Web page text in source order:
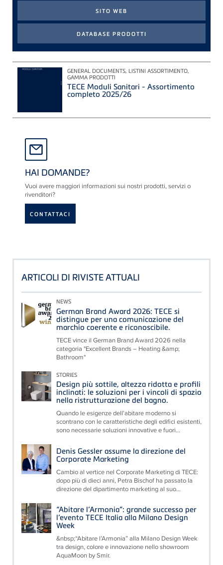
GENERAL DOCUMENTS, LISTINI ASSORTIMENTO,
GAMMA PRODOTTI
TECE Moduli Sanitari - Assortimento
completo 2025/26
HAI DOMANDE?
Vuoi avere maggiori informazioni sui nostri prodotti, servizi o
rivenditori?
CONTATTACI
ARTICOLI DI RIVISTE ATTUALI
NEWS
German Brand Award 2026: TECE si
distingue per una comunicazione del
marchio coerente e riconoscibile.
TECE vince il German Brand Award 2026 nella
categoria "Excellent Brands – Heating &amp;
Bathroom"
STORIES
Design più sottile, altezza ridotta e profili
inclinati: le soluzioni per i vincoli di spazio
nella ristrutturazione del bagno.
Quando le esigenze dell'abitare moderno si
scontrano con le caratteristiche degli edifici esistenti,
sono necessarie soluzioni innovative e fuori...
Denis Gessler assume la direzione del
Corporate Marketing
Cambio al vertice nel Corporate Marketing di TECE:
dopo più di dieci anni, Petra Bischof ha passato la
direzione del dipartimento marketing al suo...
“Abitare l’Armonia”: grande successo per
l’evento TECE Italia alla Milano Design
Week
&nbsp;“Abitare l’Armonia” alla Milano Design Week
tra design, colore e innovazione nello showroom
AquaMoon by Smir.